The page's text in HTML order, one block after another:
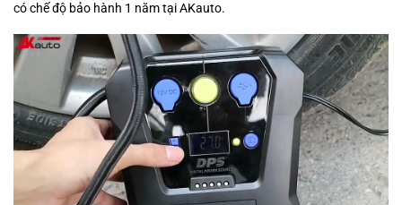
có chế độ bảo hành 1 năm tại AKauto.